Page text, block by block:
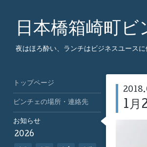
日本橋箱崎町ビ
夜はほろ酔い、ランチはビジネスユース
1月
トップページ
ビンチェの場所・連絡先
お知らせ
2026